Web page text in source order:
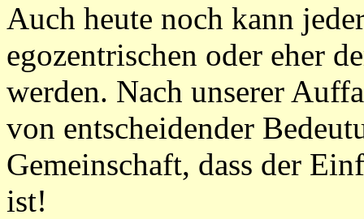
Auch heute noch kann
egozentrischen oder eher
werden. Nach unserer
von entscheidender
Gemeinschaft, dass der
ist!